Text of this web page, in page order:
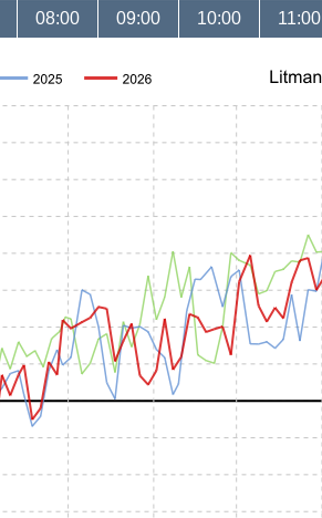
08:00 09:00 10:00 11:00